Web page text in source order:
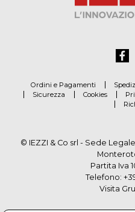
Ordini e Pagamenti
Sicurezza
Cookies
© IEZZI & Co srl - Sede
Partita Iva
Telefono:
Visita